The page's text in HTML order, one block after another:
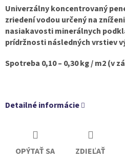
Univerzálny koncentrovaný
zriedení vodou určený na
nasiakavosti minerálnych
prídržnosti následných vrstiev
Spotreba 0,10 – 0,30 kg / m2 (v
Detailné informácie
OPÝTAŤ SA ZDIEĽAŤ